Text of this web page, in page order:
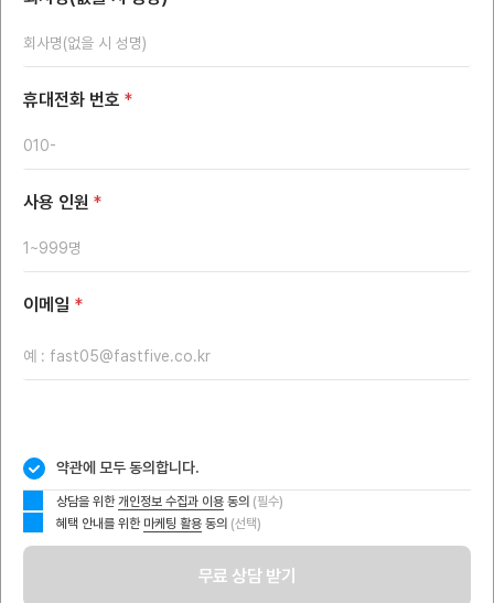
휴대전화 번호 *
사용 인원 *
이메일 *
약관에 모두 동의합니다.
상담을 위한 개인정보 수집과 이용 동의 (필수)
혜택 안내를 위한 마케팅 활용 동의
무료 상담 받기